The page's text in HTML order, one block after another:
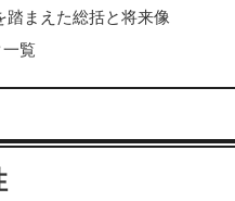
踏まえた総括と将来像
覧